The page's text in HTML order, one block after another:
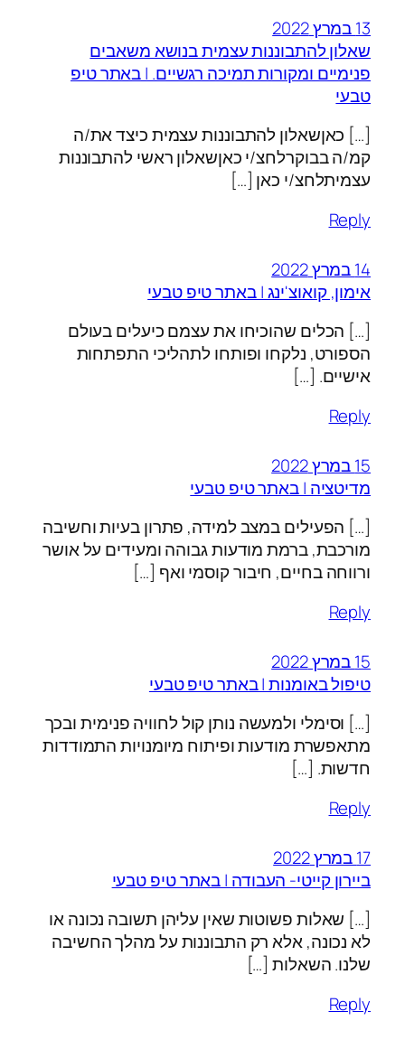
13 במרץ 2022
שאלון להתבוננות עצמית בנושא משאבים
פנימיים ומקורות תמיכה רגשיים. | באתר טיפ
טבעי
[…] כאןשאלון להתבוננות עצמית כיצד את/ה
קמ/ה בבוקרלחצ/י כאןשאלון ראשי להתבוננות
עצמיתלחצ/י כאן […]
Reply
14 במרץ 2022
אימון, קואוצ'ינג | באתר טיפ טבעי
[…] הכלים שהוכיחו את עצמם כיעלים בעולם
הספורט, נלקחו ופותחו לתהליכי התפתחות
אישיים. […]
Reply
15 במרץ 2022
מדיטציה | באתר טיפ טבעי
[…] הפעילים במצב למידה, פתרון בעיות וחשיבה
מורכבת, ברמת מודעות גבוהה ומעידים על אושר
ורווחה בחיים, חיבור קוסמי ואף […]
Reply
15 במרץ 2022
טיפול באומנות | באתר טיפ טבעי
[…] וסימלי ולמעשה נותן קול לחוויה פנימית ובכך
מתאפשרת מודעות ופיתוח מיומנויות התמודדות
חדשות. […]
Reply
17 במרץ 2022
ביירון קייטי- העבודה | באתר טיפ טבעי
[…] שאלות פשוטות שאין עליהן תשובה נכונה או
לא נכונה, אלא רק התבוננות על מהלך החשיבה
שלנו. השאלות […]
Reply